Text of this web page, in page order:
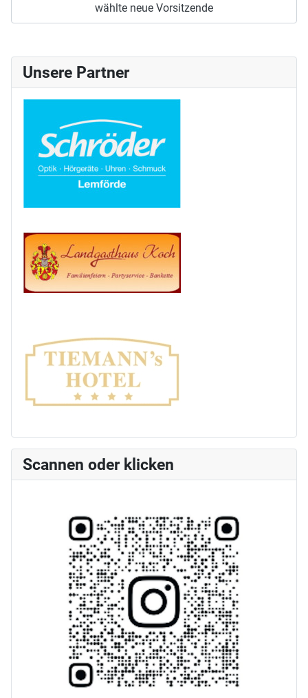
wählte neue Vorsitzende
Unsere Partner
Scannen oder klicken